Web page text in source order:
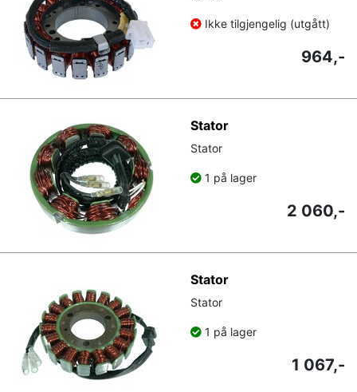
Ikke tilgjengelig (utgått)
964,-
Stator
Stator
1 på lager
2 060,-
Stator
Stator
1 på lager
1 067,-